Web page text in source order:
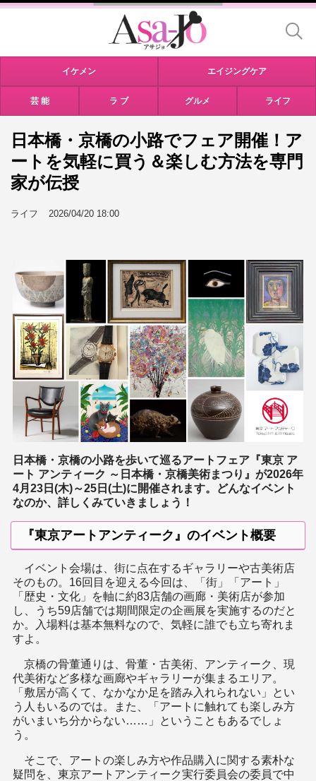
イケメン エイジングケア
芸 能 ラ ブ グルメ ライフ
日本橋・京橋の小路でフェア開催！ア
ートを気軽に買う＆楽しむ方法を専門
家が伝授
ライフ 2026/04/20 18:00
日本橋・京橋の小路を歩いて巡るアートフェア『東京 ア
ート アンティーク ～日本橋・京橋美術まつり』が2026年
4月23日(木)～25日(土)に開催されます。どんなイベント
なのか、詳しくみていきましょう！
『東京アートアンティーク』のイベント概要
イベント会場は、街に点在するギャラリーや古美術店
そのもの。16回目を迎える今回は、「街」「アート」
「歴史・文化」を軸に約83店舗の画廊・美術店が参加
し、うち59店舗では期間限定の企画展を実施するのだと
か。入場料は基本無料なので、気軽に誰でも立ち寄れま
すよ。
京橋の骨董通りは、骨董・古美術、アンティーク、現
代美術など多様な画廊やギャラリーが集まるエリア。
「敷居が高くて、なかなか足を踏み入れられない」とい
う人もいるのでは。また、「アートに触れても楽しみ方
がいまいち分からない……」ということもあるでしょ
う。
そこで、アートの楽しみ方や作品購入に関する素朴な
疑問を、東京アートアンティーク実行委員会の委員で中